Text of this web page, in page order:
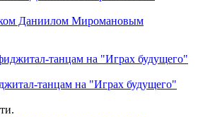
Даниилом Миромановым
танцам на "Играх будущего"